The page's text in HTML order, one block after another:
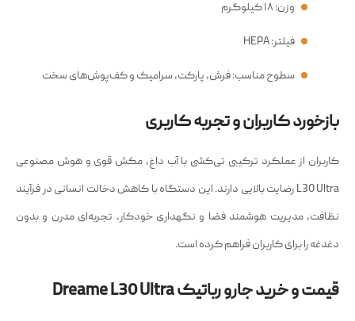
وزن: ۱۸ کیلوگرم
فیلتر: HEPA
سطوح مناسب: فرش، پارکت، سرامیک و کف‌پوش‌های سخت
بازخورد کاربران و تجربه کاربری
کاربران از عملکرد ترکیبی تی‌کشی با آب داغ، مکش قوی و هوش مصنوعی
L30 Ultra رضایت بالایی دارند. این دستگاه با کاهش دخالت انسانی در فرآیند
نظافت، مدیریت هوشمند فضا و نگهداری خودکار، تجربه‌ای مدرن و بدون
دغدغه را برای کاربران فراهم کرده است.
قیمت و خرید جارو رباتیک Dreame L30 Ultra